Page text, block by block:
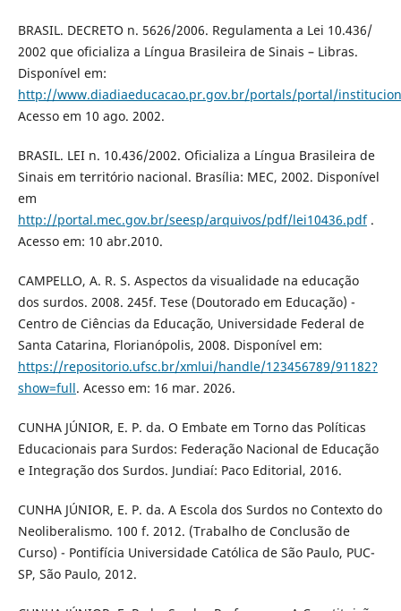
BRASIL. DECRETO n. 5626/2006. Regulamenta a Lei 10.436/
2002 que oficializa a Língua Brasileira de Sinais – Libras.
Disponível em:
http://www.diadiaeducacao.pr.gov.br/portals/portal/
Acesso em 10 ago. 2002.
BRASIL. LEI n. 10.436/2002. Oficializa a Língua Brasileira de
Sinais em território nacional. Brasília: MEC, 2002. Disponível
em
http://portal.mec.gov.br/seesp/arquivos/pdf/lei10436.pdf.
Acesso em: 10 abr.2010.
CAMPELLO, A. R. S. Aspectos da visualidade na educação
dos surdos. 2008. 245f. Tese (Doutorado em Educação) -
Centro de Ciências da Educação, Universidade Federal de
Santa Catarina, Florianópolis, 2008. Disponível em:
https://repositorio.ufsc.br/xmlui/handle/123456789/91182?
show=full. Acesso em: 16 mar. 2026.
CUNHA JÚNIOR, E. P. da. O Embate em Torno das Políticas
Educacionais para Surdos: Federação Nacional de Educação
e Integração dos Surdos. Jundiaí: Paco Editorial, 2016.
CUNHA JÚNIOR, E. P. da. A Escola dos Surdos no Contexto do
Neoliberalismo. 100 f. 2012. (Trabalho de Conclusão de
Curso) - Pontifícia Universidade Católica de São Paulo, PUC-
SP, São Paulo, 2012.